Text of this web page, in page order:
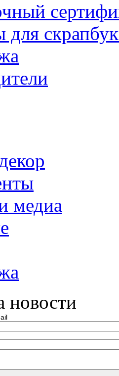
медиа
новости